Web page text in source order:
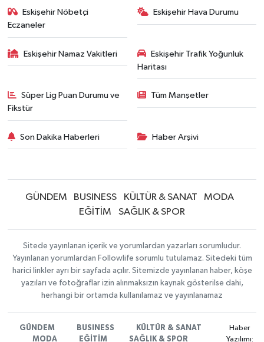
Eskişehir Nöbetçi
Eczaneler
Eskişehir Hava Durumu
Eskişehir Namaz Vakitleri
Eskişehir Trafik Yoğunluk
Haritası
Süper Lig Puan Durumu ve
Fikstür
Tüm Manşetler
Son Dakika Haberleri Haber Arşivi
GÜNDEM BUSINESS KÜLTÜR & SANAT
MODA
EĞİTİM
SAĞLIK & SPOR
Sitede yayınlanan içerik ve yorumlardan yazarları sorumludur.
Yayınlanan yorumlardan Followlife sorumlu tutulamaz. Sitedeki tüm
harici linkler ayrı bir sayfada açılır. Sitemizde yayınlanan haber, köşe
yazıları ve fotoğraflar izin alınmaksızın kaynak gösterilse dahi,
herhangi bir ortamda kullanılamaz ve yayınlanamaz
GÜNDEM BUSINESS
KÜLTÜR & SANAT
MODA
EĞİTİM SAĞLIK & SPOR
Haber
Yazılımı: